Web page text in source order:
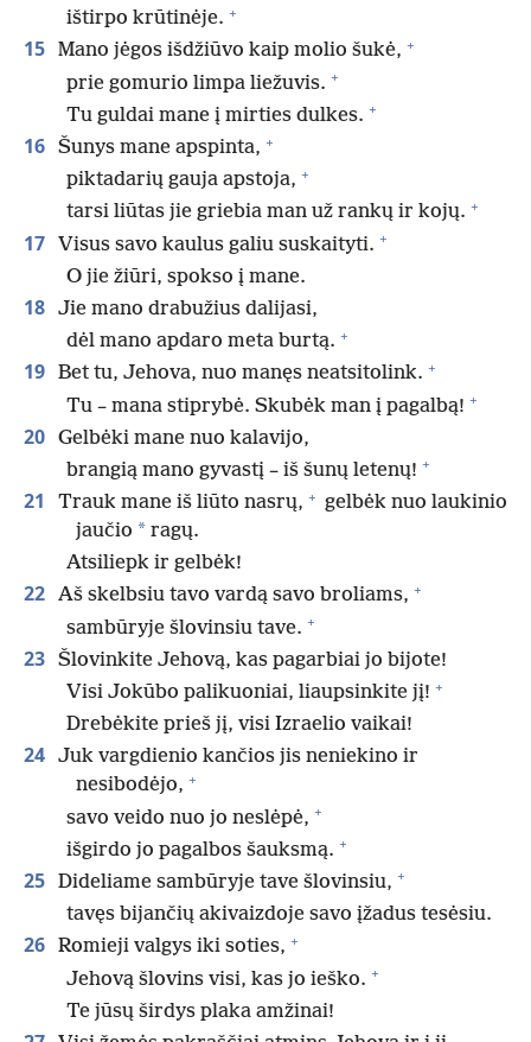
ištirpo krūtinėje. +
15 Mano jėgos išdžiūvo kaip molio šukė, +
prie gomurio limpa liežuvis. +
Tu guldai mane į mirties dulkes. +
16 Šunys mane apspinta, +
piktadarių gauja apstoja, +
tarsi liūtas jie griebia man už rankų ir kojų. +
17 Visus savo kaulus galiu suskaityti. +
O jie žiūri, spokso į mane.
18 Jie mano drabužius dalijasi,
dėl mano apdaro meta burtą. +
19 Bet tu, Jehova, nuo manęs neatsitolink. +
Tu – mana stiprybė. Skubėk man į pagalbą! +
20 Gelbėki mane nuo kalavijo,
brangią mano gyvastį – iš šunų letenų! +
21 Trauk mane iš liūto nasrų, + gelbėk nuo laukinio
jaučio * ragų.
Atsiliepk ir gelbėk!
22 Aš skelbsiu tavo vardą savo broliams, +
sambūryje šlovinsiu tave. +
23 Šlovinkite Jehovą, kas pagarbiai jo bijote!
Visi Jokūbo palikuoniai, liaupsinkite jį! +
Drebėkite prieš jį, visi Izraelio vaikai!
24 Juk vargdienio kančios jis neniekino ir
nesibodėjo, +
savo veido nuo jo neslėpė, +
išgirdo jo pagalbos šauksmą. +
25 Dideliame sambūryje tave šlovinsiu, +
tavęs bijančių akivaizdoje savo įžadus tesėsiu.
26 Romieji valgys iki soties, +
Jehovą šlovins visi, kas jo ieško. +
Te jūsų širdys plaka amžinai!